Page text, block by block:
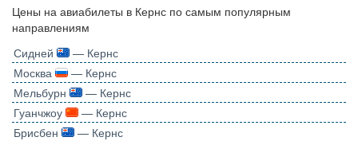
Цены на авиабилеты в Кернс по самым популярным
направлениям
Сидней
— Кернс
Москва
— Кернс
Мельбурн
— Кернс
Гуанчжоу
— Кернс
Брисбен
— Кернс